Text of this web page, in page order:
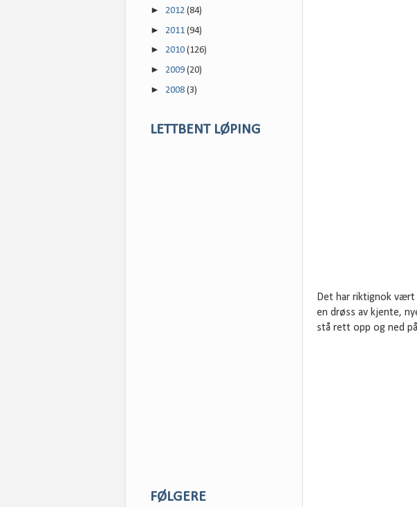
Det har riktignok vært
en drøss av kjente,
stå rett opp og ned
► 2012 (84)
► 2011 (94)
► 2010 (126)
► 2009 (20)
► 2008 (3)
LETTBENT LØPING
FØLGERE